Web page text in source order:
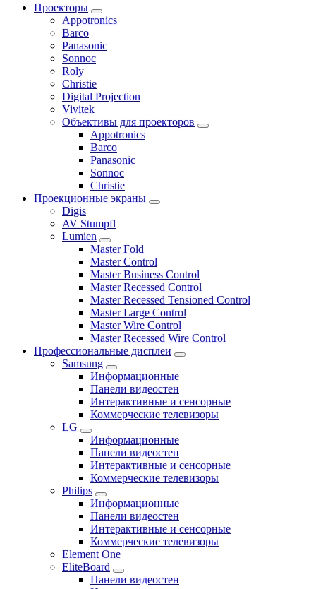
Проекторы
Appotronics
Barco
Panasonic
Sonnoc
Roly
Christie
Digital Projection
Vivitek
Объективы для проекторов
Appotronics
Barco
Panasonic
Sonnoc
Сhristie
Проекционные экраны
Digis
AV Stumpfl
Lumien
Master Fold
Master Control
Master Business Control
Master Recessed Control
Master Recessed Tensioned Control
Master Large Control
Master Wire Control
Master Recessed Wire Control
Профессиональные дисплеи
Samsung
Информационные
Панели видеостен
Интерактивные и сенсорные
Коммерческие телевизоры
LG
Информационные
Панели видеостен
Интерактивные и сенсорные
Коммерческие телевизоры
Philips
Информационные
Панели видеостен
Интерактивные и сенсорные
Коммерческие телевизоры
Element One
EliteBoard
Панели видеостен